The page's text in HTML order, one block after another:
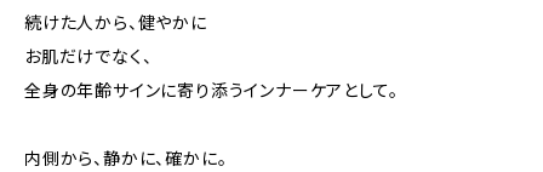
続けた人から、健やかに
お肌だけでなく、
全身の年齢サインに寄り添うインナーケアとして。
内側から、静かに、確かに。